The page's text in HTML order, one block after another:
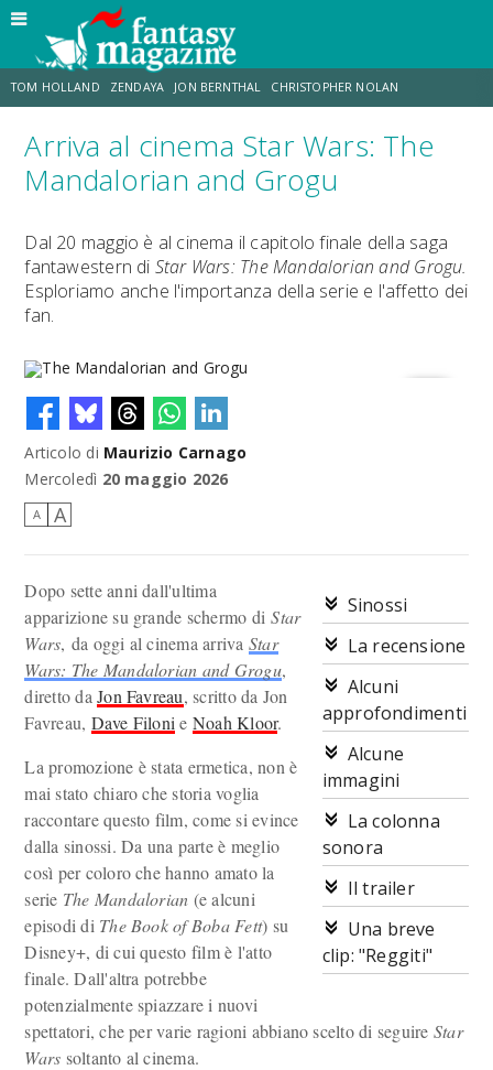
TOM HOLLAND ZENDAYA JON BERNTHAL CHRISTOPHER NOLAN
STRANIMONDI LUCCA COMICS & GAMES ODISSEA MARK RUFFALO
Arriva al cinema Star Wars: The
Mandalorian and Grogu
Dal 20 maggio è al cinema il capitolo finale della saga
fantawestern di Star Wars: The Mandalorian and Grogu.
Esploriamo anche l'importanza della serie e l'affetto dei
fan.
The Mandalorian and Grogu
Articolo di Maurizio Carnago
Mercoledì 20 maggio 2026
A A
Sinossi
La recensione
Alcuni
approfondimenti
Alcune
immagini
La colonna
sonora
Il trailer
Una breve
clip: "Reggiti"
Dopo sette anni dall'ultima
apparizione su grande schermo diStar
Wars, da oggi al cinema arriva Star
Wars: The Mandalorian and Grogu,
diretto daJon Favreau, scritto da Jon
Favreau, Dave Filoni e Noah Kloor.
La promozione è stata ermetica, non è
mai stato chiaro che storia voglia
raccontare questo film, come si evince
dalla sinossi. Da una parte è meglio
così per coloro che hanno amato la
serie The Mandalorian (e alcuni
episodi di The Book of Boba Fett) su
Disney+, di cui questo film è l'atto
finale. Dall'altra potrebbe
potenzialmente spiazzare i nuovi
spettatori, che per varie ragioni abbiano scelto di seguire Star
Wars soltanto al cinema.